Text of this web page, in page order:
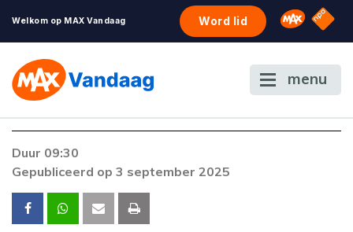
Welkom op MAX Vandaag Word lid Omroep
NPO
menu
Dit item is niet beschikbaar op jouw locatie.
Duur 09:30
Gepubliceerd op 3 september 2025